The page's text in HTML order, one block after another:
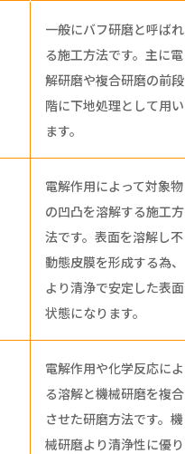
一般にバフ研磨と呼ばれ
る施工方法です。主に電
解研磨や複合研磨の前段
階に下地処理として用い
ます。
電解作用によって対象物
の凹凸を溶解する施工方
法です。表面を溶解し不
動態皮膜を形成する為、
より清浄で安定した表面
状態になります。
電解作用や化学反応によ
る溶解と機械研磨を複合
させた研磨方法です。機
械研磨より清浄性に優り